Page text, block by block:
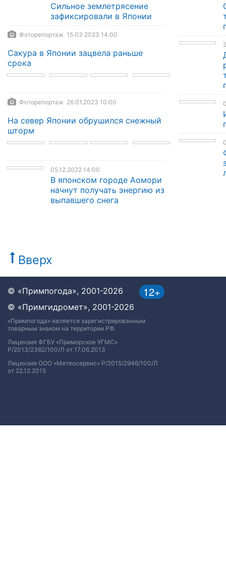
Сильное землетрясение
зафиксировали в Японии
Фоторепортаж 15.03.2023 14:00
Сакура в Японии зацвела раньше
срока
Фоторепортаж 26.01.2023 10:00
На север Японии обрушился снежный
шторм
05.12.2022 14:00
В японском городе Аомори
начнут получать энергию из
выпавшего снега
Вверх
12+
© «Примпогода», 2001-2026
© «Примгидромет», 2001-2026
«Примпогода» является зарегистрированным
товарным знаком на территории РФ.
Лицензия ФГБУ «Приморское УГМС»
Р/2013/2362/100/Л от 17.06.2013
Лицензия ООО «Метеосервис» Р/2015/2946/100/Л
от 22.12.2015